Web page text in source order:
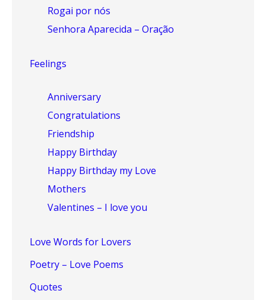
Rogai por nós
Senhora Aparecida – Oração
Feelings
Anniversary
Congratulations
Friendship
Happy Birthday
Happy Birthday my Love
Mothers
Valentines – I love you
Love Words for Lovers
Poetry – Love Poems
Quotes